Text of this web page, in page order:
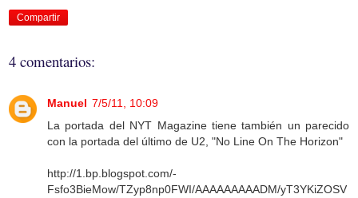
Compartir
4 comentarios:
Manuel 7/5/11, 10:09
La portada del NYT Magazine tiene también un parecido
con la portada del último de U2, "No Line On The Horizon"
http://1.bp.blogspot.com/-
Fsfo3BieMow/TZyp8np0FWI/AAAAAAAAADM/yT3YKiZOSV